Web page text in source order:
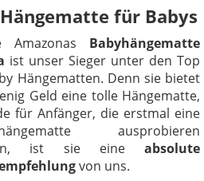
für Babys
Amazonas Babyhängematte
ist unser Sieger unter den Top
Hängematten. Denn sie bietet
Geld eine tolle Hängematte,
für Anfänger, die erstmal eine
ausprobieren
ist sie eineabsolute
von uns.